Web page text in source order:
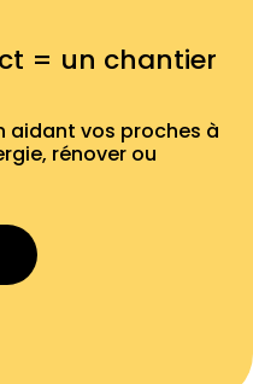
= un chantier
aidant vos proches à
rénover ou